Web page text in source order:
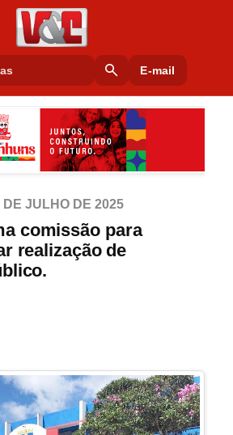
search E-mail
JULHO DE 2025
comissão para
realização de